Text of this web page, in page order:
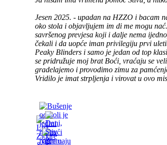
Jesen 2025. - upadan na HZZO i bacam
oko stola i objavljujem im di me mogu
savršenog prevjesa koji i dalje nema
čekali i da uopće iman privilegiju prvi
Peaky Blinders i samo je jedan od top
se pridružuje moj brat Boći, vraćaju se
gradelajemo i provodimo zimu za
Vridilo je imat strpljenja i virovat u ovo